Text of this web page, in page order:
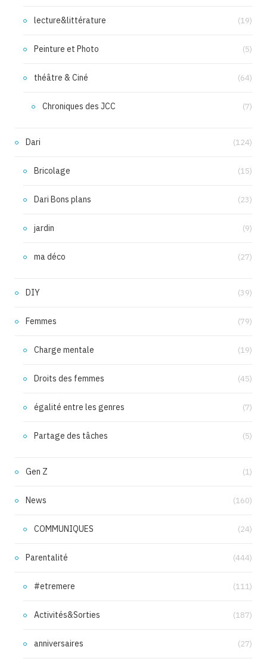
lecture&littérature (19)
Peinture et Photo (5)
théâtre & Ciné (64)
Chroniques des JCC (7)
Dari (124)
Bricolage (15)
Dari Bons plans (23)
jardin (9)
ma déco (27)
DIY (39)
Femmes (79)
Charge mentale (19)
Droits des femmes (45)
égalité entre les genres (7)
Partage des tâches (5)
Gen Z (1)
News (160)
COMMUNIQUES (24)
Parentalité (444)
#etremere (111)
Activités&Sorties (187)
anniversaires (27)